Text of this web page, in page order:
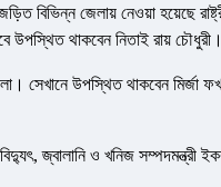
বিভিন্ন জেলায় নেওয়া হয়েছে
উপস্থিত থাকবেন নিতাই রায় চৌধুরী।
সেখানে উপস্থিত থাকবেন
জ্বালানি ও খনিজ সম্পদমন্ত্রী